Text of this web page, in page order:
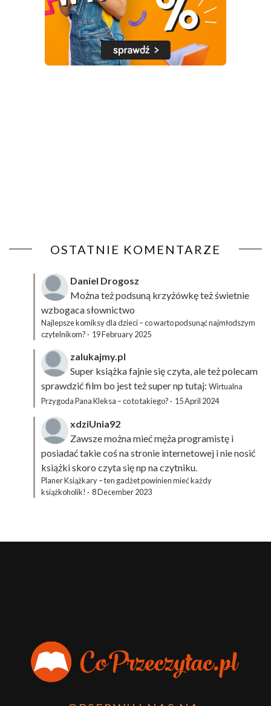
OSTATNIE KOMENTARZE
Daniel Drogosz
Można też podsuną krzyżówkęteż świetnie
wzbogaca słownictwo
Najlepsze komiksy dla dzieci – co warto podsunąć najmłodszym
czytelnikom? · 19 February 2025
zalukajmy.pl
Super książka fajnie się czyta, ale też polecam
sprawdzić film bo jest też super np tutaj: Wirtualna
Przygoda Pana Kleksa – co to takiego? · 15 April 2024
xdziUnia92
Zawsze można mieć męża programistę i
posiadać takie coś na stronie internetowej i nie nosić
książki skoro czyta się np na czytniku.
Planer Książkary – ten gadżet powinien mieć każdy
książkoholik! · 8 December 2023